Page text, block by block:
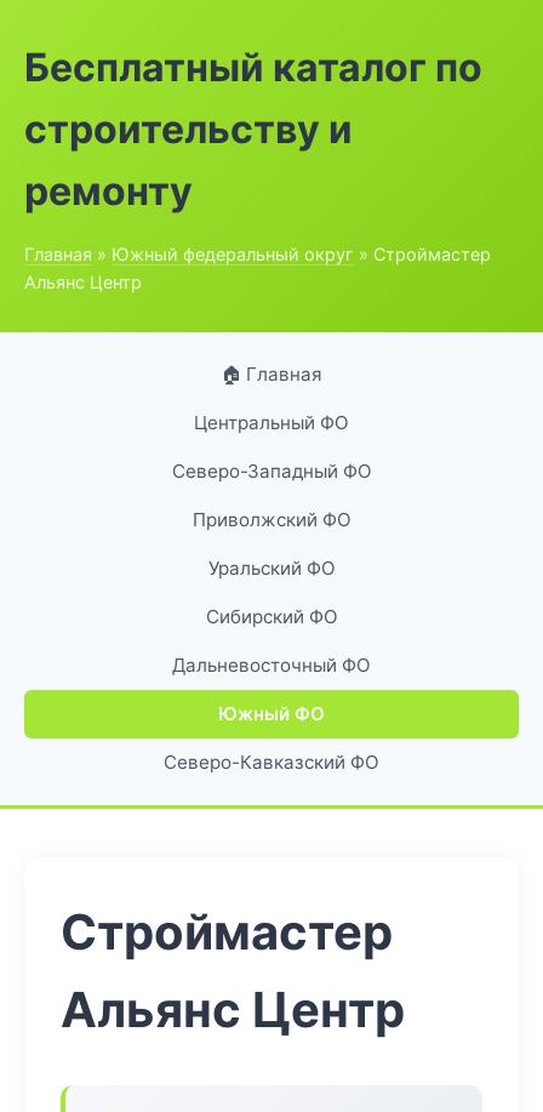
Бесплатный каталог по
строительству и
ремонту
Главная » Южный федеральный округ » Строймастер
Альянс Центр
🏠 Главная
Центральный ФО
Северо-Западный ФО
Приволжский ФО
Уральский ФО
Сибирский ФО
Дальневосточный ФО
Южный ФО
Северо-Кавказский ФО
Строймастер
Альянс Центр